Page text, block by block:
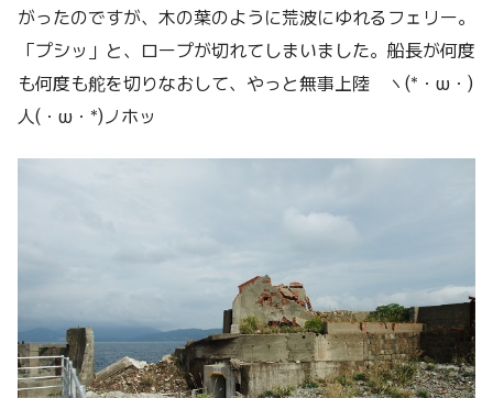
がったのですが、木の葉のように荒波にゆれるフェリー。
「プシッ」と、ロープが切れてしまいました。船長が何度
も何度も舵を切りなおして、やっと無事上陸 ヽ(*・ω・)
人(・ω・*)ノホッ